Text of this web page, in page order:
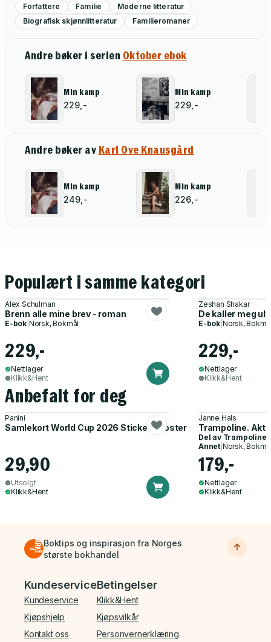
Forfattere
Familie
Moderne litteratur
Biografisk skjønnlitteratur
Familieromaner
Andre bøker i serien Oktober ebok
Min kamp
229,-
Min kamp
229,-
Andre bøker av Karl Ove Knausgård
Min kamp
249,-
Min kamp
226,-
Populært i samme kategori
Alex Schulman
Brenn alle mine brev - roman
E-bok Norsk, Bokmål
229,-
Nettlager
Klikk&Hent
Zeshan Shakar
De kaller meg
E-bok| Norsk,
229,-
Nettlager
Klikk&Hent
Anbefalt for deg
Panini
Samlekort World Cup 2026 Sticker Booster
29,90
Utsolgt
Klikk&Hent
Janne Hals
Trampoline.
Del av Trampoline
Annet| Norsk,
179,-
Nettlager
Klikk&Hent
Boktips og inspirasjon fra Norges
største bokhandel
Bunnmeny
Kundeservice
Kundeservice
Kjøpshjelp
Kontakt oss
Betingelser
Klikk&Hent
Kjøpsvilkår
Personvernerklæring